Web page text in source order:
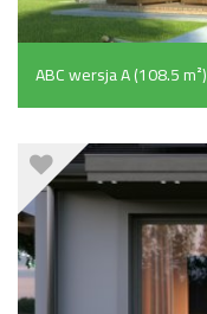
ABC wersja A (108.5 m²)